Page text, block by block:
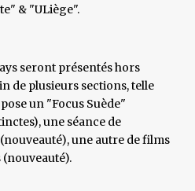
& "ULiège".
seront présentés hors
de plusieurs sections, telle
un "Focus Suède"
une séance de
une autre de films